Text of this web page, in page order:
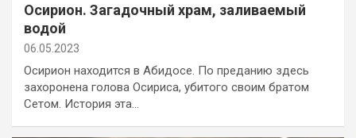
Осирион. Загадочный храм, заливаемый
водой
06.05.2023
Осирион находится в Абидосе. По преданию здесь
захоронена голова Осириса, убитого своим братом
Сетом. История эта…